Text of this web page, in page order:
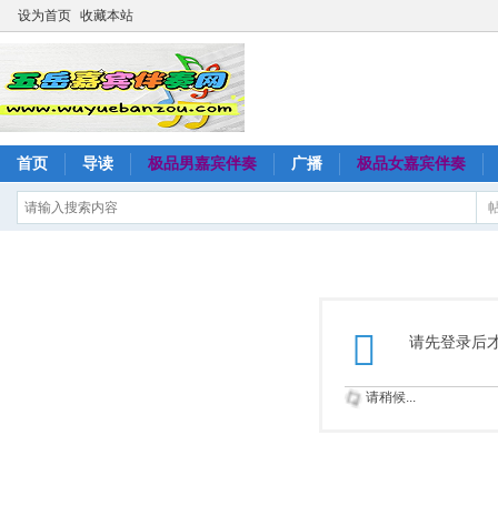
设为首页 收藏本站
首页 导读 极品男嘉宾伴奏 广播 极品女嘉宾伴奏
请先登录后
请稍候...